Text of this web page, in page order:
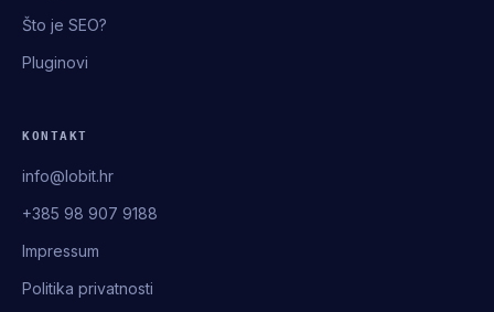
Što je SEO?
Pluginovi
KONTAKT
info@lobit.hr
+385 98 907 9188
Impressum
Politika privatnosti